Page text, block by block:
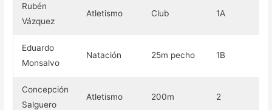
Rubén
Vázquez
Atletismo Club 1A
Eduardo
Monsalvo
Natación 25m pecho 1B
Concepción
Salguero
Atletismo 200m 2